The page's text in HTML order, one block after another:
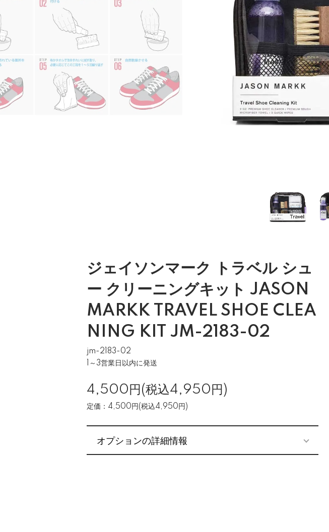
ジェイソンマーク トラベル シュ
ー クリーニングキット JASON
MARKK TRAVEL SHOE CLEA
NING KIT JM-2183-02
jm-2183-02
1～3営業日以内に発送
4,500円(税込4,950円)
定価：4,500円(税込4,950円)
オプションの詳細情報